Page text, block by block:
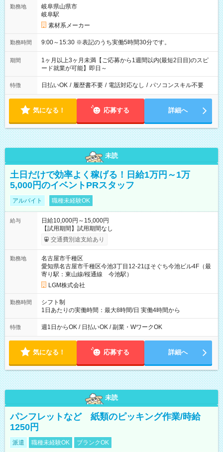
勤務地
岐阜県山県市
岐阜駅
素材系メーカー
勤務時間 9:00～15:30 ※表記のうち実働5時間30分です。
期間
1ヶ月以上3ヶ月未満【ご応募から1週間以内(最短2日目)のスピ
ード就業が可能】即日～
特徴 日払いOK / 履歴書不要 / 電話対応なし / パソコンスキル不要
気になる！ 応募する 詳細へ
未読
土日だけで効率よく稼げる！日給1万円～1万
5,000円のイベントPRスタッフ
アルバイト 職種未経験OK
給与
日給10,000円～15,000円
【試用期間】試用期間なし
交通費別途支給あり
勤務地
名古屋市千種区
愛知県名古屋市千種区今池3丁目12-21ほそぐち今池ビル4F（最
寄り駅：東山線/桜通線 今池駅）
LGM株式会社
勤務時間
シフト制
1日あたりの実働時間：最大8時間/日 実働4時間から
特徴 週1日からOK / 日払いOK / 副業・WワークOK
気になる！ 応募する 詳細へ
未読
パンフレットなど 紙類のピッキング作業/時給
1250円
派遣 職種未経験OK ブランクOK